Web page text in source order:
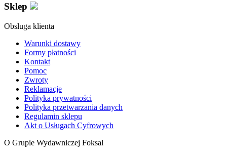
Sklep
Obsługa klienta
Warunki dostawy
Formy płatności
Kontakt
Pomoc
Zwroty
Reklamacje
Polityka prywatności
Polityka przetwarzania danych
Regulamin sklepu
Akt o Usługach Cyfrowych
O Grupie Wydawniczej Foksal